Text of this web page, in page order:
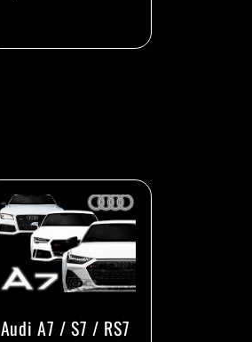
Audi A7 / S7 / RS7